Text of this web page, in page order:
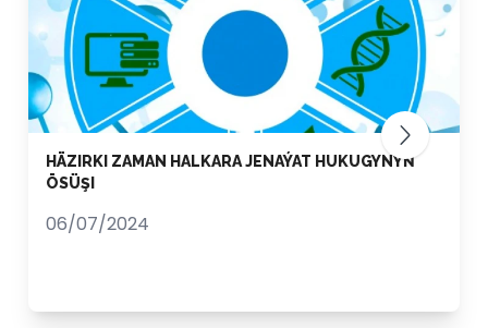
HÄZIRKI ZAMAN HALKARA JENAÝAT HUKUGYNYŇ
ÖSÜŞI
06/07/2024